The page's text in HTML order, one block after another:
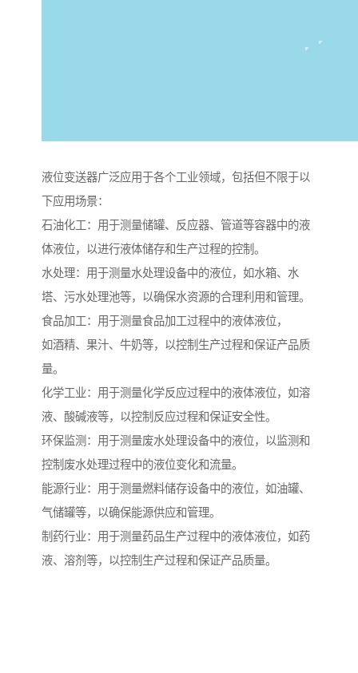
液位变送器广泛应用于各个工业领域，包括但不限于以
下应用场景：
石油化工：用于测量储罐、反应器、管道等容器中的液
体液位，以进行液体储存和生产过程的控制。
水处理：用于测量水处理设备中的液位，如水箱、水
塔、污水处理池等，以确保水资源的合理利用和管理。
食品加工：用于测量食品加工过程中的液体液位，
如酒精、果汁、牛奶等，以控制生产过程和保证产品质
量。
化学工业：用于测量化学反应过程中的液体液位，如溶
液、酸碱液等，以控制反应过程和保证安全性。
环保监测：用于测量废水处理设备中的液位，以监测和
控制废水处理过程中的液位变化和流量。
能源行业：用于测量燃料储存设备中的液位，如油罐、
气储罐等，以确保能源供应和管理。
制药行业：用于测量药品生产过程中的液体液位，如药
液、溶剂等，以控制生产过程和保证产品质量。